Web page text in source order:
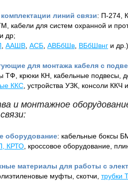
линий связи: П-274,
для систем охранной и
др;
ААШВ АСБ АВБбШв ВБбШвнг и
для монтажа кабеля с
ТФ, крюки КН, кабельные подвесы,
ККС , устройства УЗК, консоли ККЧ
и монтажное
оборудование: кабельные боксы
КРТО , кроссовое оборудование,
материалы для работы с
муфты, скотчи, трубки